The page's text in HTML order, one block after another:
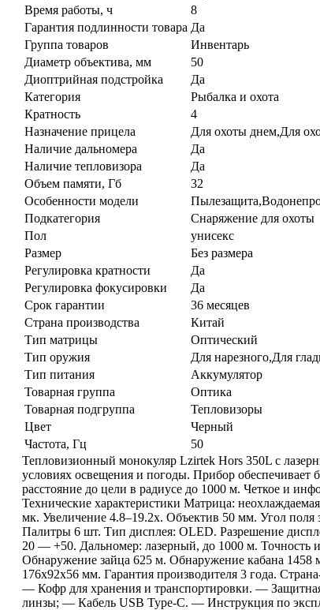
Время работы, ч
8
Гарантия подлинности товара Да
Группа товаров
Инвентарь
Диаметр объектива, мм
50
Диоптрийная подстройка
Да
Категория
Рыбалка и охота
Кратность
4
Назначение прицела
Для охоты днем,Для
Наличие дальномера
Да
Наличие тепловизора
Да
Объем памяти, Гб
32
Особенности модели
Подкатегория
Снаряжение для охоты
Пол
унисекс
Размер
Без размера
Регулировка кратности
Да
Регулировка фокусировки
Да
Срок гарантии
36 месяцев
Страна производства
Китай
Тип матрицы
Оптический
Тип оружия
Для нарезного,Для
Тип питания
Аккумулятор
Товарная группа
Оптика
Товарная подгруппа
Тепловизоры
Цвет
Черный
Частота, Гц
50
Тепловизионный монокуляр Lzirtek Hors 350L с
условиях освещения и погоды. Прибор обеспечивает
расстояние до цели в радиусе до 1000 м. Четкое и
Технические характеристики Матрица:
мк. Увеличение 4.8–19.2x. Объектив 50 мм. Угол
Палитры 6 шт. Тип дисплея: OLED. Разрешение
20 — +50. Дальномер: лазерный, до 1000 м. Точность
Обнаружение зайца 625 м. Обнаружение кабана 1458
176x92x56 мм. Гарантия производителя 3 года.
— Кофр для хранения и транспортировки. —
линзы; — Кабель USB Type-C. — Инструкция по